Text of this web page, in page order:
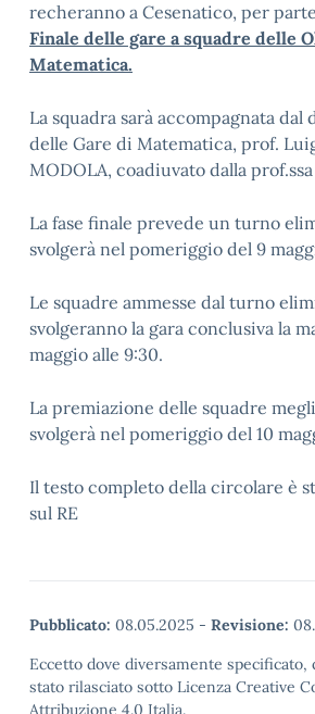
recheranno a Cesenatico, per
Finale delle gare a squadre delle
Matematica.
La squadra sarà accompagnata
delle Gare di Matematica, prof.
MODOLA, coadiuvato dalla prof.ssa
La fase finale prevede un turno
svolgerà nel pomeriggio del 9
Le squadre ammesse dal turno
svolgeranno la gara conclusiva la
maggio alle 9:30.
La premiazione delle squadre
svolgerà nel pomeriggio del 10
Il testo completo della circolare è
sul RE
Pubblicato: 08.05.2025 - Revisione:
Eccetto dove diversamente specificato,
stato rilasciato sotto Licenza Creative
Attribuzione 4.0 Italia.